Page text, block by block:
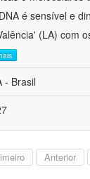
é sensível e
(LA) com
- Brasil
Anterior